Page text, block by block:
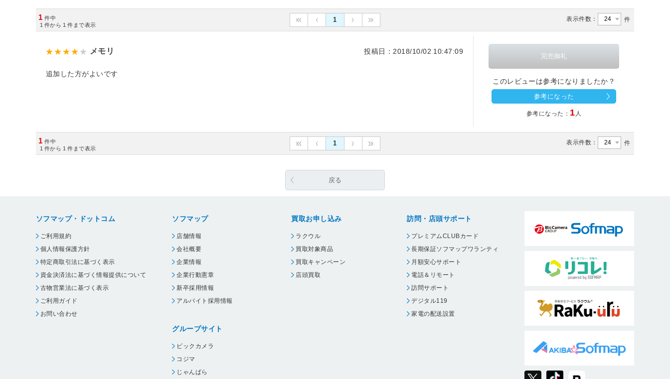
1 件中
1 件から 1 件まで表示
1 表示件数： 件
メモリ 投稿日：2018/10/02 10:47:09
追加した方がよいです
このレビューは参考になりましたか？
参考になった
参考になった： 1 人
1 件中
1 件から 1 件まで表示
1 表示件数： 件
戻る
ソフマップ・ドットコム
ご利用規約
個人情報保護方針
特定商取引法に基づく表示
資金決済法に基づく情報提供について
古物営業法に基づく表示
ご利用ガイド
お問い合わせ
ソフマップ
店舗情報
会社概要
企業情報
企業行動憲章
新卒採用情報
アルバイト採用情報
グループサイト
ビックカメラ
コジマ
じゃんぱら
買取お申し込み
ラクウル
買取対象商品
買取キャンペーン
店頭買取
訪問・店頭サポート
プレミアムCLUBカード
長期保証ソフマップワランティ
月額安心サポート
電話＆リモート
訪問サポート
デジタル119
家電の配送設置